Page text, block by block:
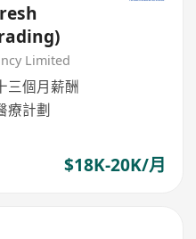
Limited
三個月薪酬
療計劃
$18K-20K/月